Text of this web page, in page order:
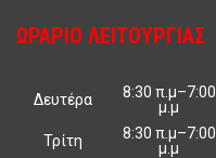
ΩΡΑΡΙΟ ΛΕΙΤΟΥΡΓΙΑΣ
Δευτέρα
8:30 π.μ–7:00
μ.μ
Τρίτη
8:30 π.μ–7:00
μ.μ